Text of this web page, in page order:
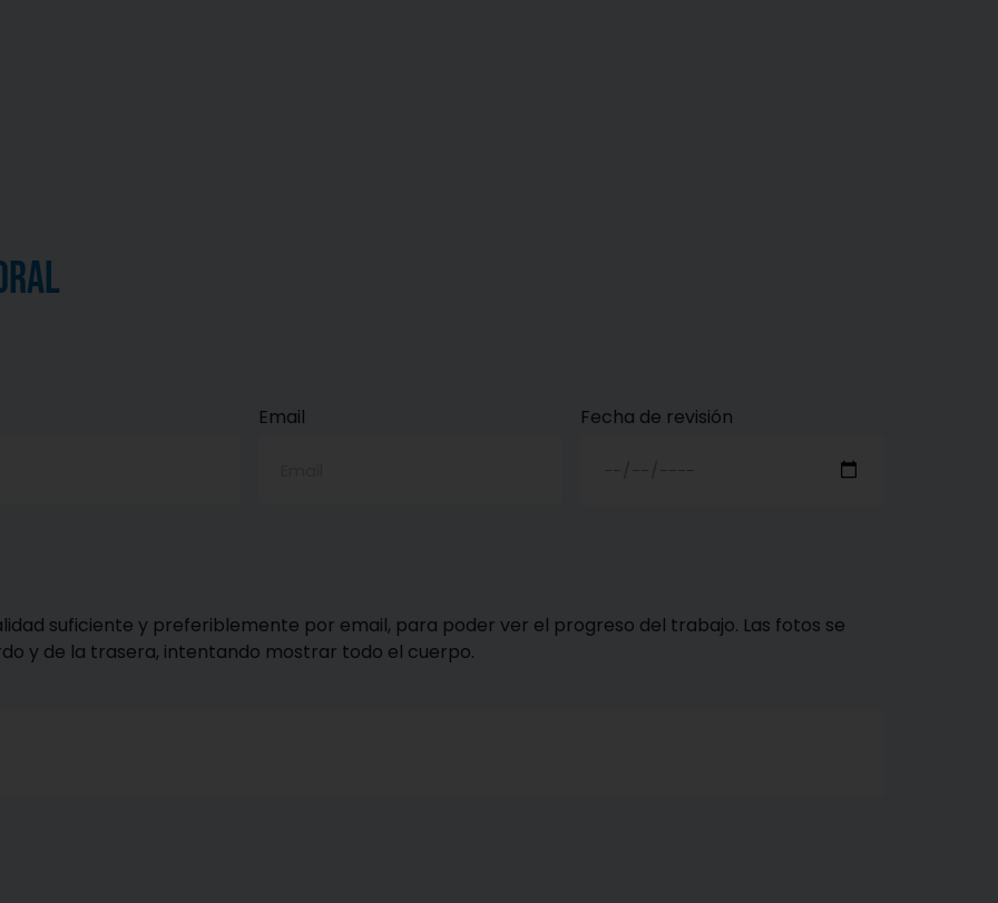
Email Fecha de revisión
suficiente y preferiblemente por email, para poder ver el progreso del trabajo. Las fotos se
y de la trasera, intentando mostrar todo el cuerpo.